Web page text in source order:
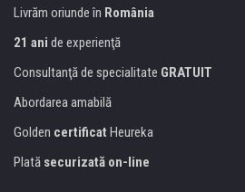
Livrăm oriunde în România
21 ani de experienţă
Consultanţă de specialitate GRATUIT
Abordarea amabilă
Golden certificat Heureka
Plată securizată on-line